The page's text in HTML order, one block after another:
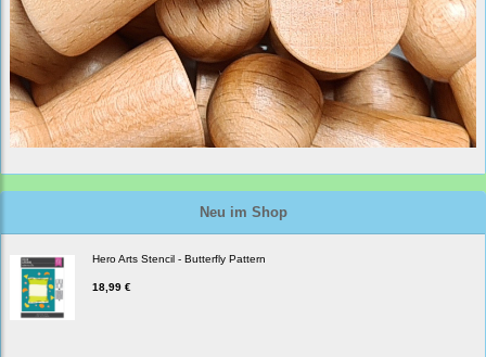
Neu im Shop
Hero Arts Stencil - Butterfly Pattern
18,99 €